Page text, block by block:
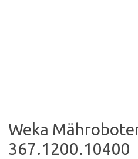
Weka
367.1200.10400